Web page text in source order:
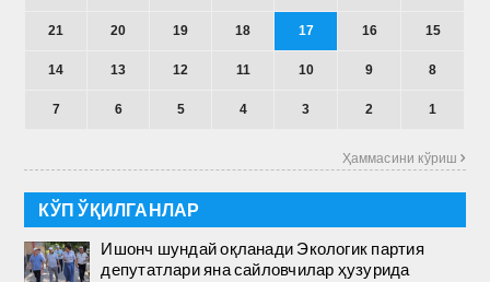
21 20 19 18 17 16 15
14 13 12 11 10 9 8
7 6 5 4 3 2 1
Ҳаммасини кўриш 
КЎП ЎҚИЛГАНЛАР
Ишонч шундай оқланади Экологик партия
депутатлари яна сайловчилар ҳузурида